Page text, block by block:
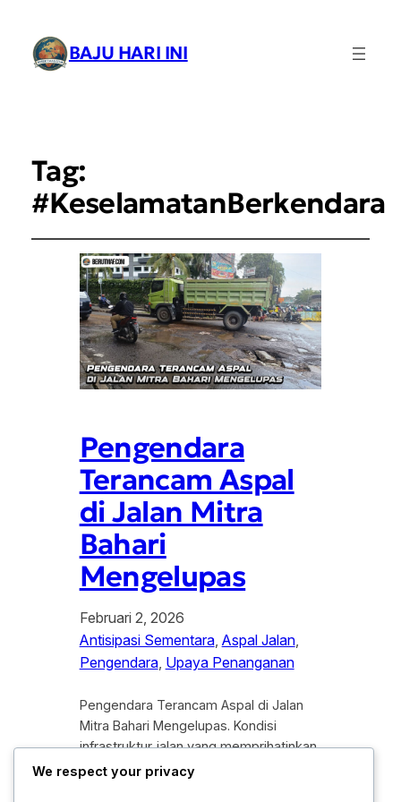
BAJU HARI INI
Tag:
#KeselamatanBerkendara
Pengendara
Terancam Aspal
di Jalan Mitra
Bahari
Mengelupas
Februari 2, 2026
Antisipasi Sementara, Aspal Jalan
Pengendara, Upaya Penanganan
Pengendara Terancam Aspal di Jalan
Mitra Bahari Mengelupas. Kondisi
infrastruktur jalan yang memprihatinkan
kembali menjadi sorotan publik di
We respect your privacy